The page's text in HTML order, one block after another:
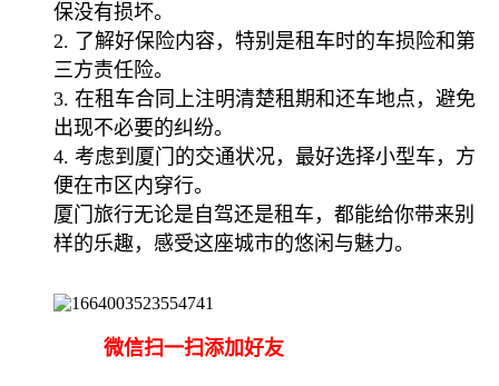
保没有损坏。
2. 了解好保险内容，特别是租车时的车损险和第
三方责任险。
3. 在租车合同上注明清楚租期和还车地点，避免
出现不必要的纠纷。
4. 考虑到厦门的交通状况，最好选择小型车，方
便在市区内穿行。
厦门旅行无论是自驾还是租车，都能给你带来别
样的乐趣，感受这座城市的悠闲与魅力。
微信扫一扫添加好友